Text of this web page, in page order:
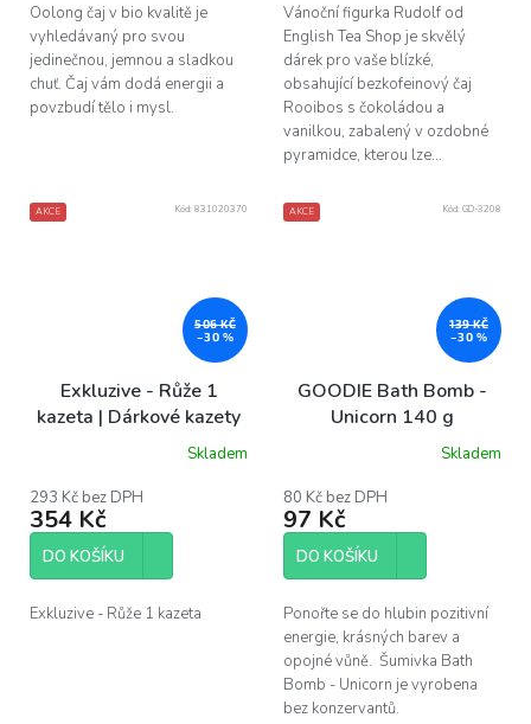
Oolong čaj v bio kvalitě je
vyhledávaný pro svou
jedinečnou, jemnou a sladkou
chuť. Čaj vám dodá energii a
povzbudí tělo i mysl.
Vánoční figurka Rudolf od
English Tea Shop je skvělý
dárek pro vaše blízké,
obsahující bezkofeinový čaj
Rooibos s čokoládou a
vanilkou, zabalený v ozdobné
pyramidce, kterou lze...
AKCE
506 KČ
–30 %
Exkluzive - Růže 1
kazeta | Dárkové kazety
produktu
je
5,0
5
Skladem
293 Kč bez DPH
354 Kč
DO KOŠÍKU
Exkluzive - Růže 1 kazeta
Kód: 831020370 AKCE
139 KČ
–30 %
GOODIE Bath Bomb -
Unicorn 140 g
Skladem
80 Kč bez DPH
97 Kč
DO KOŠÍKU
Ponořte se do hlubin pozitivní
energie, krásných barev a
opojné vůně. Šumivka Bath
Bomb - Unicorn je vyrobena
bez konzervantů.
Kód: GD-3208